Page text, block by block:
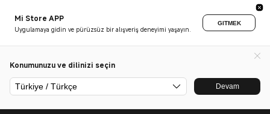
Mi Store APP
Uygulamaya gidin ve pürüzsüz bir alışveriş deneyimi yaşayın.
GITMEK
Konumunuzu ve dilinizi seçin
Türkiye / Türkçe Devam